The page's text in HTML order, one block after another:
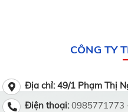
CÔNG TY
Địa chỉ: 49/1 Phạm Thị
Điện thoại:0985771773